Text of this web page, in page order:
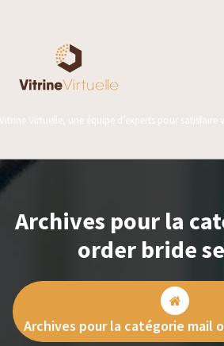
Vitrine Virtuelle, une équipe d’experts pour satisfaire
Archives pour la
order bride
Archives pour la catégorie mail